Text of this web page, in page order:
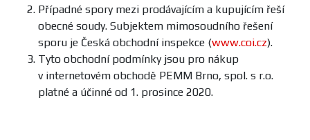
Případné spory mezi prodávajícím a kupujícím řeší
obecné soudy. Subjektem mimosoudního řešení
sporu je Česká obchodní inspekce (www.coi.cz).
Tyto obchodní podmínky jsou pro nákup
v internetovém obchodě PEMM Brno, spol. s r.o.
platné a účinné od 1. prosince 2020.